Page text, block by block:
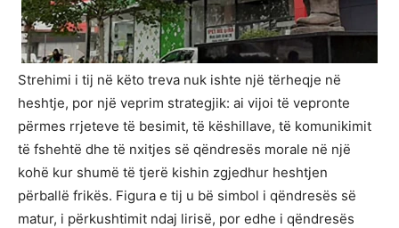
Strehimi i tij në këto treva nuk ishte një tërheqje në
heshtje, por një veprim strategjik: ai vijoi të vepronte
përmes rrjeteve të besimit, të këshillave, të komunikimit
të fshehtë dhe të nxitjes së qëndresës morale në një
kohë kur shumë të tjerë kishin zgjedhur heshtjen
përballë frikës. Figura e tij u bë simbol i qëndresës së
matur, i përkushtimit ndaj lirisë, por edhe i qëndresës